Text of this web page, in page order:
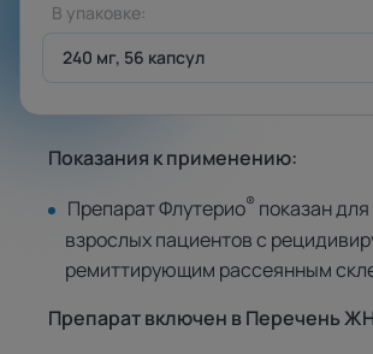
В упаковке:
240 мг, 56 капсул
Показания к применению:
Препарат Флутерио® показан
взрослых пациентов с
ремиттирующим рассеянным
Препарат включен в Перечень